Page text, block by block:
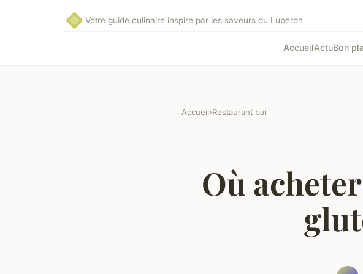
Votre guide culinaire inspiré par les saveurs du Luberon
AccueilActuBon
Accueil›Restaurant bar
Où